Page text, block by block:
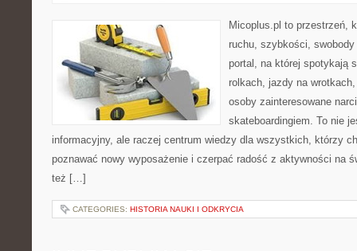
Micoplus.pl to przestrzeń,
ruchu, szybkości,
portal, na której spotykają
rolkach, jazdy na
osoby zainteresowane
skateboardingiem. To nie
informacyjny, ale raczej centrum wiedzy dla wszystkich, którzy
poznawać nowy wyposażenie i czerpać radość z aktywności na
też […]
CATEGORIES: HISTORIA NAUKI I ODKRYCIA